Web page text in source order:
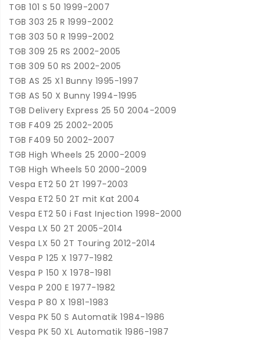
TGB 101 S 50 1999-2007
TGB 303 25 R 1999-2002
TGB 303 50 R 1999-2002
TGB 309 25 RS 2002-2005
TGB 309 50 RS 2002-2005
TGB AS 25 X1 Bunny 1995-1997
TGB AS 50 X Bunny 1994-1995
TGB Delivery Express 25 50 2004-2009
TGB F409 25 2002-2005
TGB F409 50 2002-2007
TGB High Wheels 25 2000-2009
TGB High Wheels 50 2000-2009
Vespa ET2 50 2T 1997-2003
Vespa ET2 50 2T mit Kat 2004
Vespa ET2 50 i Fast Injection 1998-2000
Vespa LX 50 2T 2005-2014
Vespa LX 50 2T Touring 2012-2014
Vespa P 125 X 1977-1982
Vespa P 150 X 1978-1981
Vespa P 200 E 1977-1982
Vespa P 80 X 1981-1983
Vespa PK 50 S Automatik 1984-1986
Vespa PK 50 XL Automatik 1986-1987